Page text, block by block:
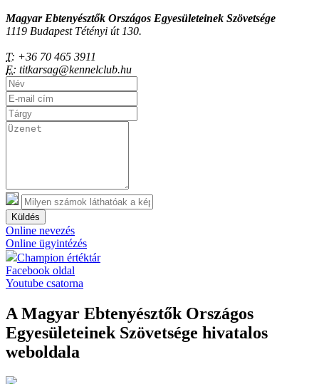
Magyar Ebtenyésztők Országos Egyesületeinek Szövetsége
1119 Budapest Tétényi út 130.
T: +36 70 465 3911
E: titkarsag@kennelclub.hu
Küldés
Online nevezés
Online ügyintézés
Champion értéktár
Facebook oldal
Youtube csatorna
A Magyar Ebtenyésztők Országos
Egyesületeinek Szövetsége hivatalos
weboldala